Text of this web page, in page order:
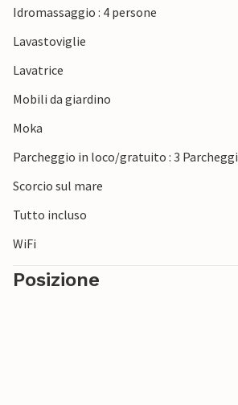
colorati mercati.
Idromassaggio : 4 persone
Lavastoviglie
Lavatrice
Mobili da giardino
Moka
Parcheggio in loco/gratuito : 3 Parcheggi
Scorcio sul mare
Tutto incluso
WiFi
Posizione